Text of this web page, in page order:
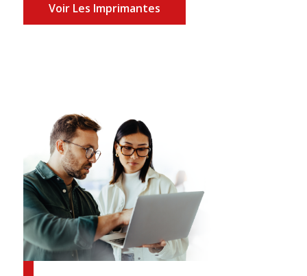
Voir Les Imprimantes